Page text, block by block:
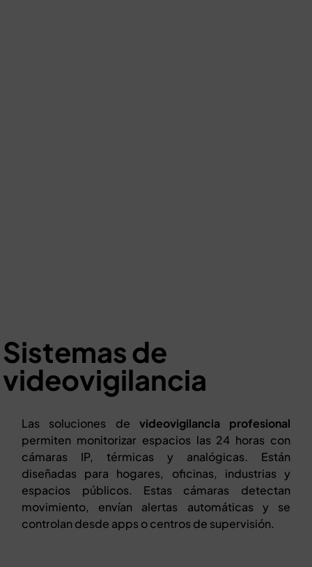
Sistemas de
videovigilancia
Las soluciones de videovigilancia profesional
permiten monitorizar espacios las 24 horas con
cámaras IP, térmicas y analógicas. Están
diseñadas para hogares, oficinas, industrias y
espacios públicos. Estas cámaras detectan
movimiento, envían alertas automáticas y se
controlan desde apps o centros de supervisión.